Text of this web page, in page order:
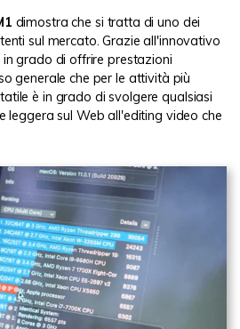
dimostra che si tratta di uno dei
sul mercato. Grazie all'innovativo
in grado di offrire prestazioni
generale che per le attività più
è in grado di svolgere qualsiasi
leggera sul Web all'editing video che